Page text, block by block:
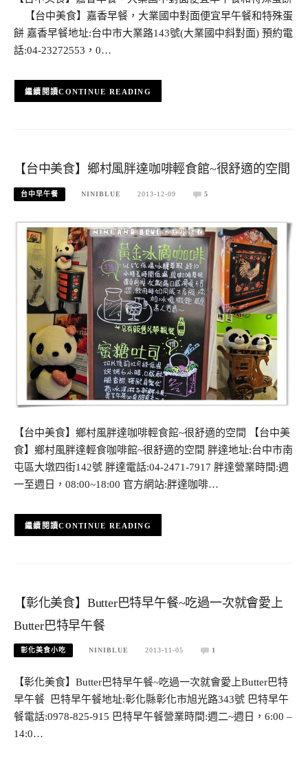
【台中美食】嘉香早餐，大業國中對面便宜早午餐和特殊蛋
餅 嘉香早餐地址:台中市大業路143號(大業國中斜對面) 預約電
話:04-23272553，0…
CONTINUE READING
【台中美食】鄉村風胖達咖啡輕食館~很舒適的空間
台中早午餐 NINIBLUE 2013-12-09 5
【台中美食】鄉村風胖達咖啡輕食館~很舒適的空間 【台中美
食】鄉村風胖達輕食咖啡館~很舒適的空間 胖達地址:台中市南
屯區大墩四街142號 胖達電話:04-2471-7917 胖達營業時間:週
一至週日，08:00~18:00 官方網站:胖達咖啡…
CONTINUE READING
【彰化美食】Butter巴特早午餐~吃過一次就會愛上
Butter巴特早午餐
彰化美食小吃 NINIBLUE 2013-11-05 1
【彰化美食】Butter巴特早午餐~吃過一次就會愛上Butter巴特
早午餐 巴特早午餐地址:彰化縣彰化市旭光路343號 巴特早午
餐電話:0978-825-915 巴特早午餐營業時間:週二~週日，6:00 –
14:0…